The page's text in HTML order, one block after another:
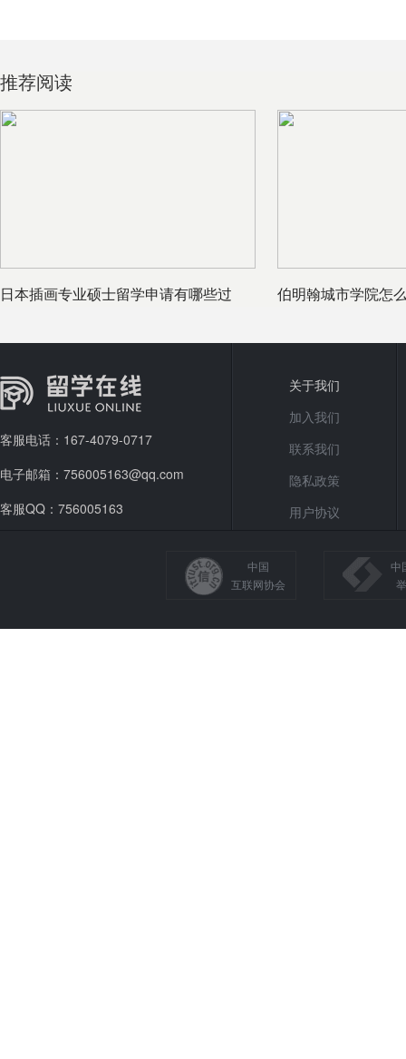
推荐阅读
日本插画专业硕士留学申请有哪些过
伯明翰城市学院怎
客服电话：167-4079-0717
电子邮箱：756005163@qq.com
客服QQ：756005163
关于我们
加入我们
联系我们
隐私政策
用户协议
中国
互联网协会
中